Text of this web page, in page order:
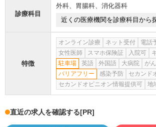
診療科目
外科、 胃腸科、 消化器科
近くの医療機関を診療科目から
特徴
オンライン診療 ネット受付 電話
女性医師
スマホ保険証 入院可
駐車場
英語 外国語 大病院 がん
バリアフリー
感染予防
セカンド
セカンドオピニオン情報提供可
地
直近の求人を確認する[PR]